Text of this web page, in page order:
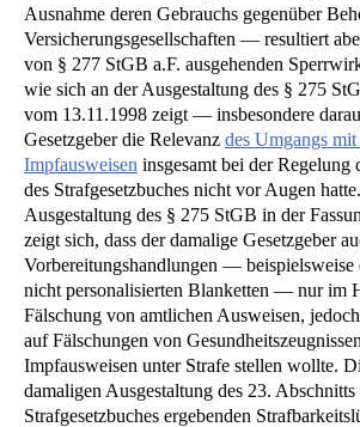
Ausnahme deren Gebrauchs gegenüber
Versicherungsgesellschaften — resultiert
von § 277 StGB a.F. ausgehenden
wie sich an der Ausgestaltung des § 275
vom 13.11.1998 zeigt — insbesondere
Gesetzgeber die Relevanz des Umgangs mit
Impfausweisen insgesamt bei der Regelung
des Strafgesetzbuches nicht vor Augen
Ausgestaltung des § 275 StGB in der
zeigt sich, dass der damalige Gesetzgeber
Vorbereitungshandlungen — beispielsweise
nicht personalisierten Blanketten — nur im
Fälschung von amtlichen Ausweisen,
auf Fälschungen von
Impfausweisen unter Strafe stellen wollte.
damaligen Ausgestaltung des 23. Abschnitts
Strafgesetzbuches ergebenden